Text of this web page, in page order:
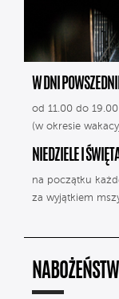
W DNI
od 11.00 do 19.00
(w okresie
NIEDZIELE I
na początku
za wyjątkiem